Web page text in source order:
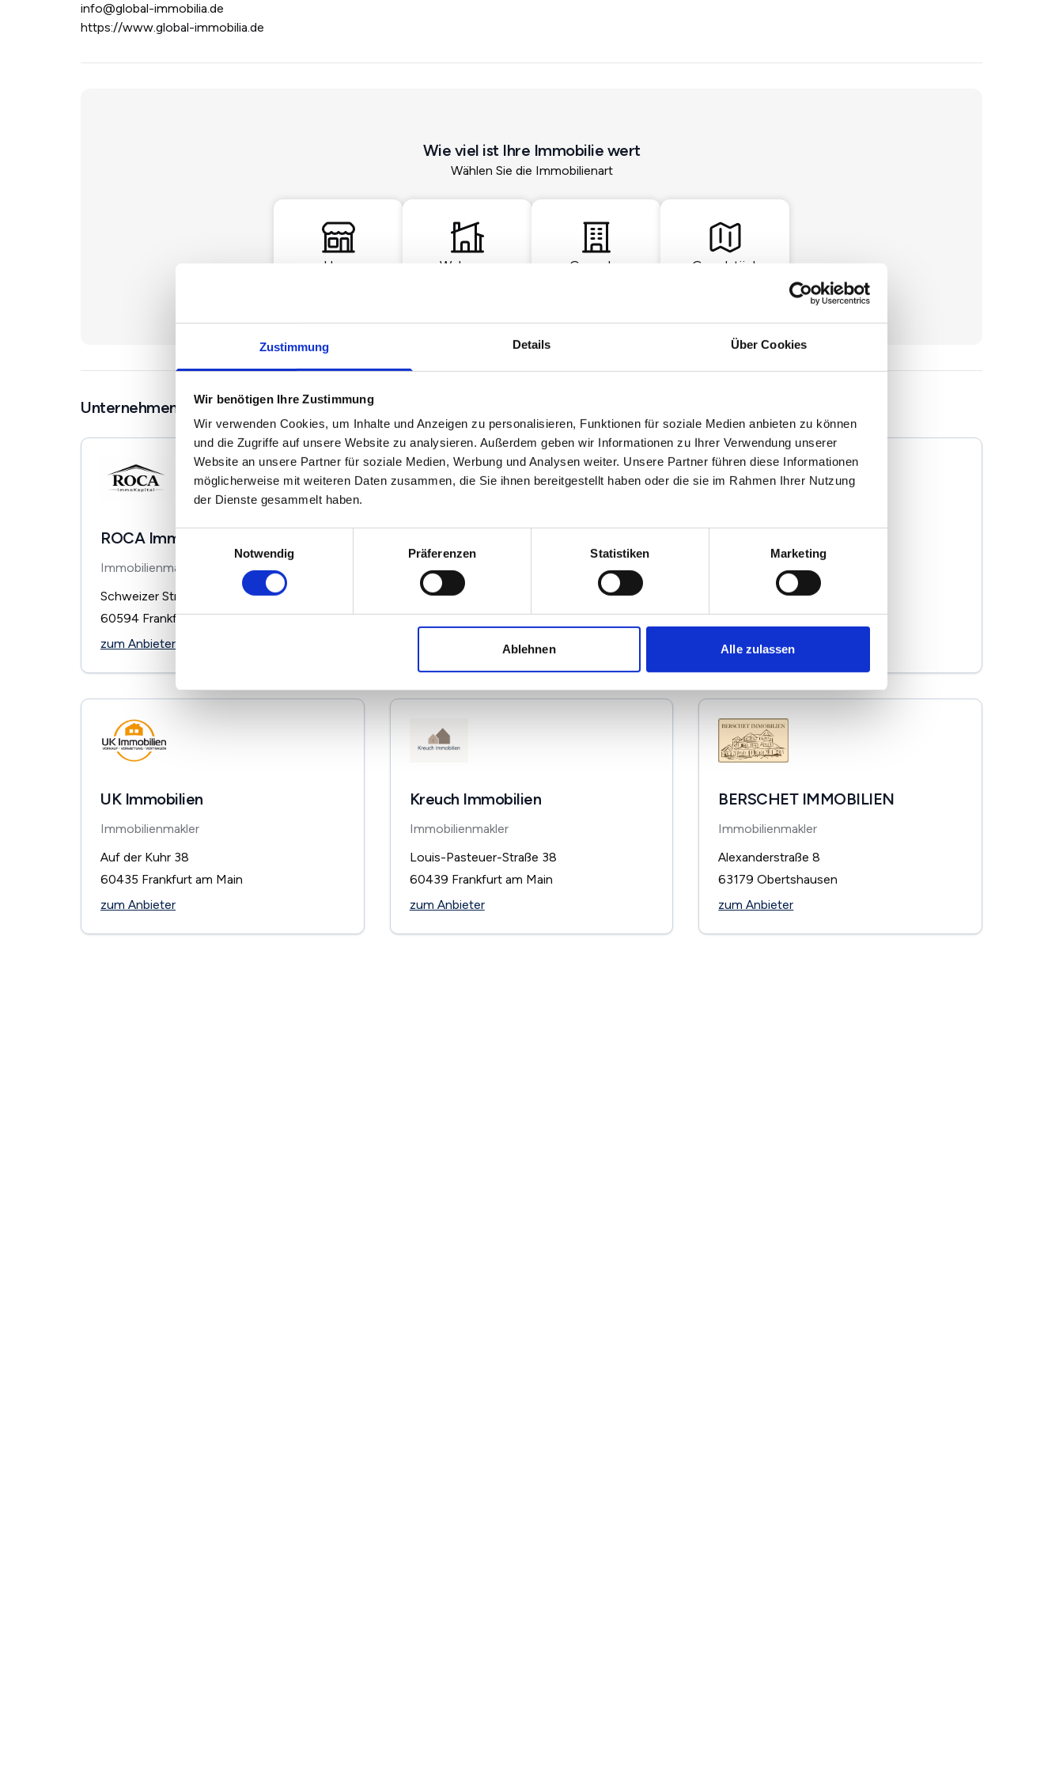
Zustimmung Details Über Cookies
Wir benötigen Ihre Zustimmung
Wir verwenden Cookies, um Inhalte und Anzeigen zu personalisieren, Funktionen für soziale Medien anbieten zu können
und die Zugriffe auf unsere Website zu analysieren. Außerdem geben wir Informationen zu Ihrer Verwendung unserer
Website an unsere Partner für soziale Medien, Werbung und Analysen weiter. Unsere Partner führen diese Informationen
möglicherweise mit weiteren Daten zusammen, die Sie ihnen bereitgestellt haben oder die sie im Rahmen Ihrer Nutzung
der Dienste gesammelt haben.
Einwilligungsauswahl
Notwendig
Präferenzen Statistiken Marketing
Ablehnen Alle zulassen
info@global-immobilia.de
https://www.global-immobilia.de
Wie viel ist Ihre Immobilie wert
Wählen Sie die Immobilienart
Haus Wohnung Gewerbe Grundstück
Unternehmen in der Nähe
ROCA ImmoKapital
Immobilienmakler
Schweizer Straße 11
60594 Frankfurt
zum Anbieter
Immobilienmakler
Ziegelhüttenweg 6
65451 Kelsterbach
Immobilienmakler
Frankfurter Landstraße 78
61352 Bad Homburg
zum Anbieter
UK Immobilien
Immobilienmakler
Auf der Kuhr 38
60435 Frankfurt am Main
zum Anbieter
Kreuch Immobilien
Immobilienmakler
Louis-Pasteuer-Straße 38
60439 Frankfurt am Main
zum Anbieter
BERSCHET IMMOBILIEN
Immobilienmakler
Alexanderstraße 8
63179 Obertshausen
zum Anbieter